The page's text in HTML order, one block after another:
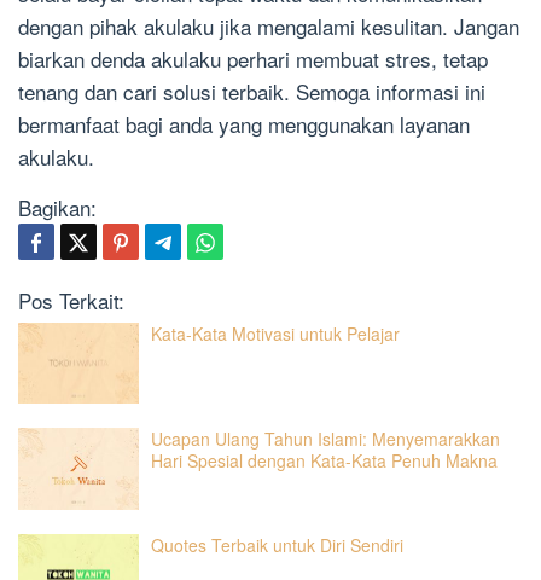
dengan pihak akulaku jika mengalami kesulitan. Jangan
biarkan denda akulaku perhari membuat stres, tetap
tenang dan cari solusi terbaik. Semoga informasi ini
bermanfaat bagi anda yang menggunakan layanan
akulaku.
Bagikan:
Pos Terkait:
Kata-Kata Motivasi untuk Pelajar
Ucapan Ulang Tahun Islami: Menyemarakkan
Hari Spesial dengan Kata-Kata Penuh Makna
Quotes Terbaik untuk Diri Sendiri